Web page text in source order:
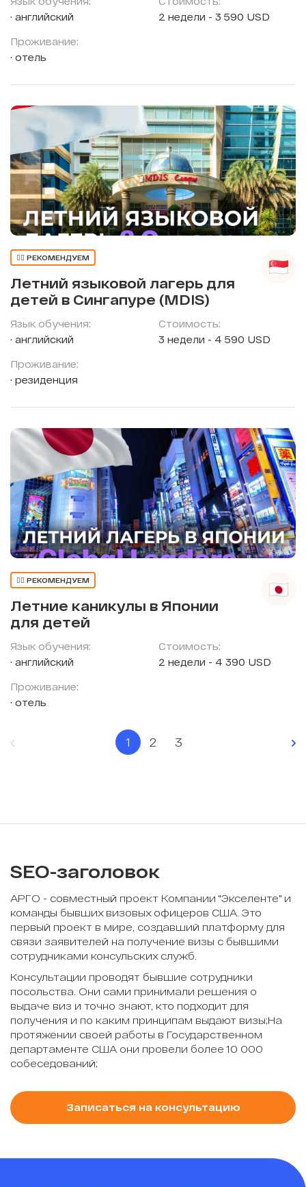
английский
Проживание:
отель
2 недели - 3 590 USD
👍🏼 РЕКОМЕНДУЕМ
Летний языковой лагерь для
детей в Сингапуре (MDIS)
Язык обучения:
английский
Проживание:
резиденция
Стоимость:
3 недели - 4 590 USD
👍🏼 РЕКОМЕНДУЕМ
Летние каникулы в Японии
для детей
Язык обучения:
английский
Проживание:
отель
Стоимость:
2 недели - 4 390 USD
1 2 3
SEO-заголовок
АРГО - совместный проект Компании "Экселенте" и
команды бывших визовых офицеров США. Это
первый проект в мире, создавший платформу для
связи заявителей на получение визы с бывшими
сотрудниками консульских служб.
Консультации проводят бывшие сотрудники
посольства. Они сами принимали решения о
выдаче виз и точно знают, кто подходит для
получения и по каким принципам выдают визы;На
протяжении своей работы в Государственном
департаменте США они провели более 10 000
собеседований;
Записаться на консультацию